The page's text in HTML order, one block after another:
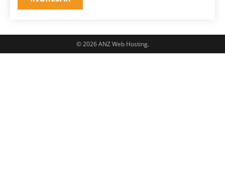
© 2026 ANZ Web Hosting.